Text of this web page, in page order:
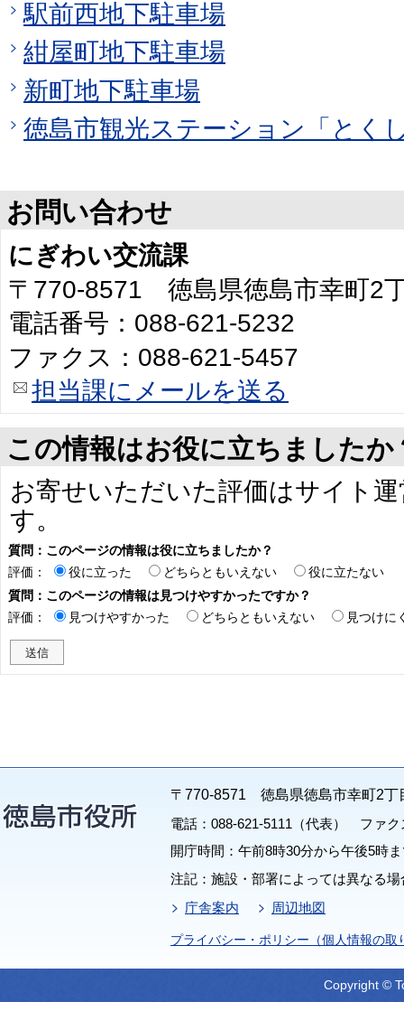
駅前西地下駐車場
紺屋町地下駐車場
新町地下駐車場
徳島市観光ステーション「とく
お問い合わせ
にぎわい交流課
〒770-8571 徳島県徳島市幸町2
電話番号：088-621-5232
ファクス：088-621-5457
担当課にメールを送る
この情報はお役に立ちましたか
お寄せいただいた評価はサイト
す。
質問：このページの情報は役に立ちましたか？
評価：
役に立った どちらともいえない
役に立たない
質問：このページの情報は見つけやすかったですか？
評価：
見つけやすかった どちらともいえない 見つけに
〒770-8571 徳島県徳島市幸町2丁
電話：088-621-5111（代表） ファク
開庁時間：午前8時30分から午後5時
注記：施設・部署によっては異なる
庁舎案内
周辺地図
プライバシー・ポリシー（個人情報の取
Copyright ©